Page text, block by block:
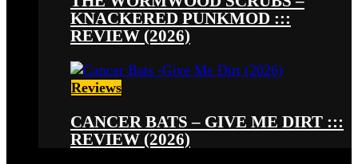
KNACKERED PUNKMOD :::
REVIEW (2026)
Reviews
CANCER BATS – GIVE ME DIRT :::
REVIEW (2026)